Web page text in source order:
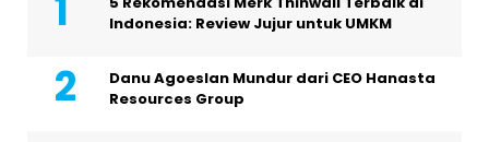
Indonesia: Review Jujur untuk UMKM
Danu Agoeslan Mundur dari CEO Hanasta
Resources Group